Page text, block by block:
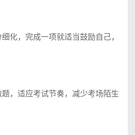
化，完成一项就适当鼓励自己，
，适应考试节奏，减少考场陌生